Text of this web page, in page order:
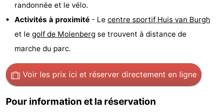
faire
d'intérêt
-
Musées
Monuments
Églises
-
Moulins
-
randonnée et le vélo.
Activités à proximité - Le centre sportif Huis van Burgh
et le golf de Molenberg se trouvent à distance de
marche du parc.
Voir les prix ici et réserver directement en ligne
Pour information et la réservation